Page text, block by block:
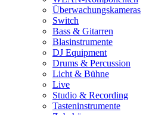
Überwachungskameras
Switch
Bass & Gitarren
Blasinstrumente
DJ Equipment
Drums & Percussion
Licht & Bühne
Live
Studio & Recording
Tasteninstrumente